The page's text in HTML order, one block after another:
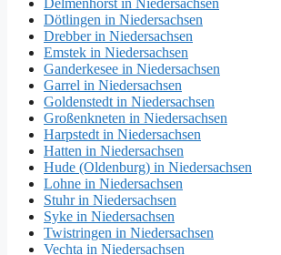
Dötlingen in Niedersachsen
Drebber in Niedersachsen
Emstek in Niedersachsen
Ganderkesee in Niedersachsen
Garrel in Niedersachsen
Goldenstedt in Niedersachsen
Großenkneten in Niedersachsen
Harpstedt in Niedersachsen
Hatten in Niedersachsen
Hude (Oldenburg) in Niedersachsen
Lohne in Niedersachsen
Stuhr in Niedersachsen
Syke in Niedersachsen
Twistringen in Niedersachsen
Vechta in Niedersachsen